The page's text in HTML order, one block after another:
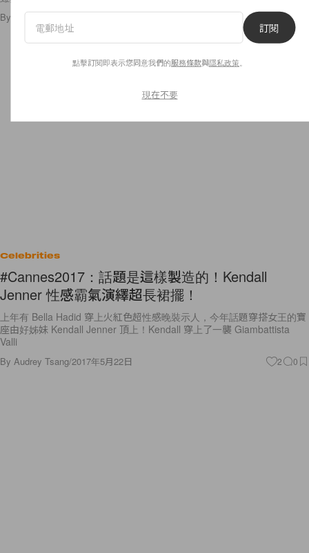
By Season Cheung/2017年5月22日
Celebrities
#Cannes2017：話題是這樣製造的！Kendall
Jenner 性感霸氣演繹超長裙擺！
上年有 Bella Hadid 穿上火紅色超性感晚裝示人，今年話題穿搭女王的寶
座由好姊妹 Kendall Jenner 頂上！Kendall 穿上了一襲 Giambattista
Valli
By Audrey Tsang/2017年5月22日 2 0
訂閱
點擊訂閱即表示您同意我們的服務條款與隱私政策
現在不要